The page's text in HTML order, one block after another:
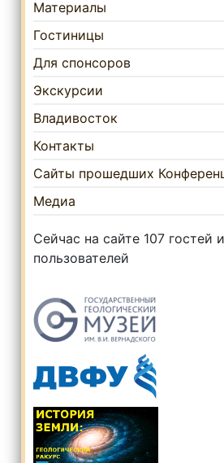
Материалы
Гостиницы
Для спонсоров
Экскурсии
Владивосток
Контакты
Сайты прошедших
Медиа
Сейчас на сайте 107 гостей
пользователей